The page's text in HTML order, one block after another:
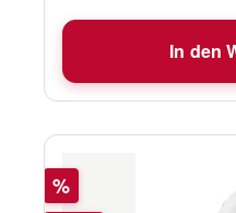
In den
Rabatt
%